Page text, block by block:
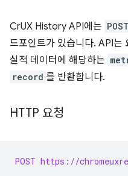
CrUX History API에는 POST
드포인트가 있습니다. API는
실적 데이터에 해당하는
record 를 반환합니다.
HTTP 요청
POST https://